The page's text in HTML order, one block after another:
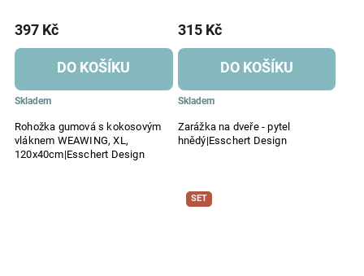
Rohožka gumová s kokosovým
vláknem WEAWING, XL,
120x40cm|Esschert Design
Skladem
397 Kč
DO KOŠÍKU
Zarážka na dveře - pytel
hnědý|Esschert Design
Skladem
315 Kč
DO KOŠÍKU
SET